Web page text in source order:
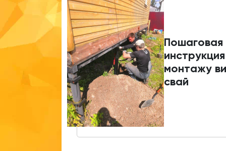
Пошаговая
монтажу
свай